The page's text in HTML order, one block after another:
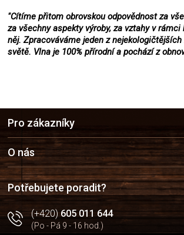
"Cítíme přitom obrovskou odpovědnost za
za všechny aspekty výroby, za vztahy v
něj. Zpracováváme jeden z
světě. Vlna je 100% přírodní a pochází z
a
t
í
Pro zákazníky
O nás
Potřebujete poradit?
(+420)605 011 644
(Po - Pá 9 - 16 hod.)